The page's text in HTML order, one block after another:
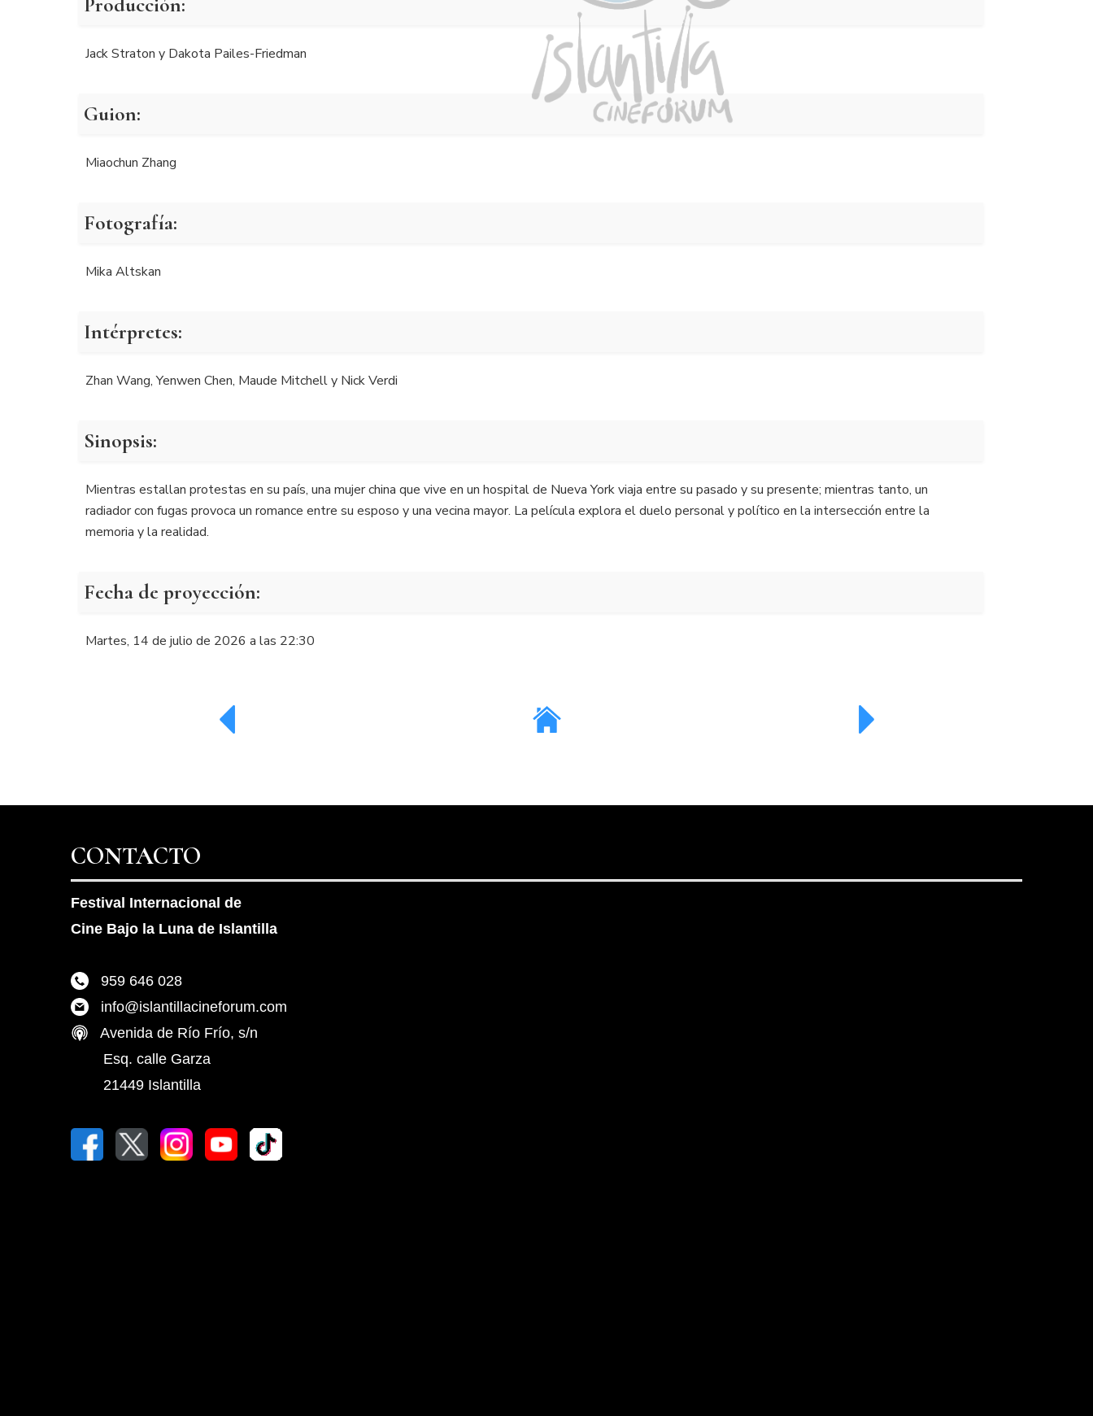
Jack Straton y Dakota Pailes-Friedman
Guion:
Miaochun Zhang
Fotografía:
Mika Altskan
Intérpretes:
Zhan Wang, Yenwen Chen, Maude Mitchell y Nick Verdi
Sinopsis:
Mientras estallan protestas en su país, una mujer china que vive en un hospital de Nueva York viaja entre su pasado y su presente; mientras tanto, un
radiador con fugas provoca un romance entre su esposo y una vecina mayor. La película explora el duelo personal y político en la intersección entre la
memoria y la realidad.
Fecha de proyección:
Martes, 14 de julio de 2026 a las 22:30
CONTACTO
Festival Internacional de
Cine Bajo la Luna de Islantilla
959 646 028
info@islantillacineforum.com
Avenida de Río Frío, s/n
Esq. calle Garza
21449 Islantilla